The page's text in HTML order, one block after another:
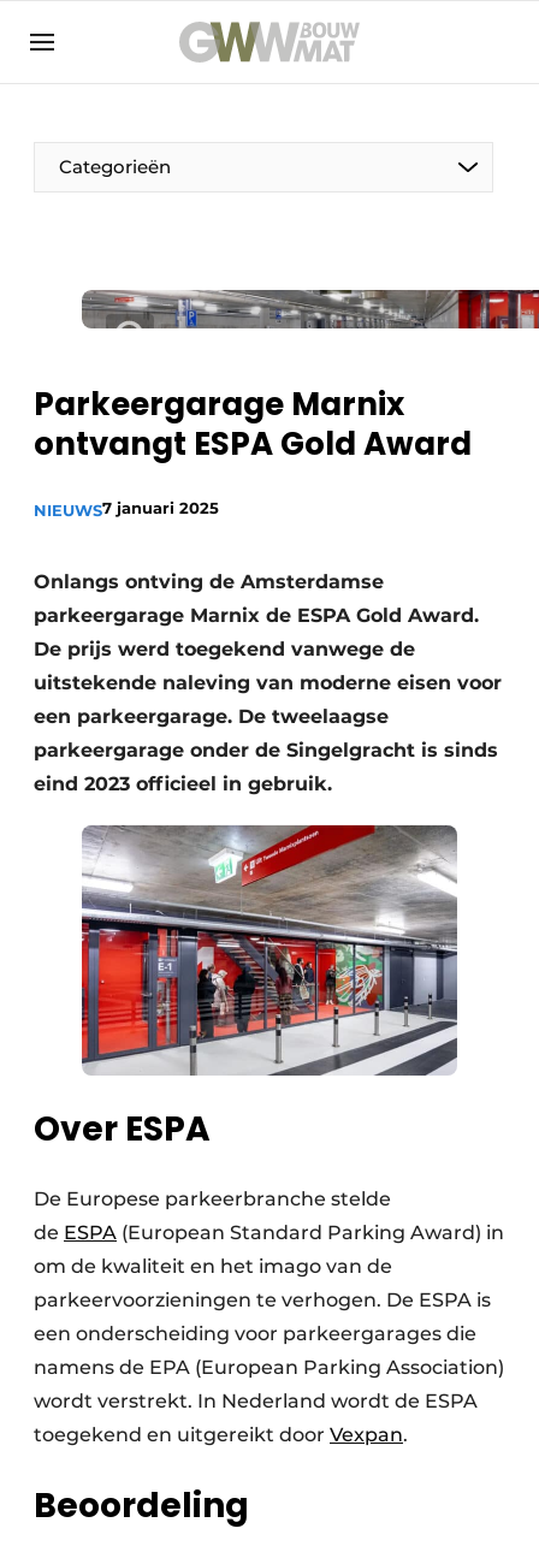
NL EN
Categorieën
De Pen
Duurzaamheid & Innovatie
Fundering
Kopen/Huren/Leasen
Sloop & Recycling
Bouwtransport
Machines & Materieel
Parkeergarage Marnix
ontvangt ESPA Gold Award
NIEUWS7 januari 2025
Onlangs ontving de Amsterdamse
parkeergarage Marnix de ESPA Gold Award.
De prijs werd toegekend vanwege de
uitstekende naleving van moderne eisen voor
een parkeergarage. De tweelaagse
parkeergarage onder de Singelgracht is sinds
eind 2023 officieel in gebruik.
Over ESPA
De Europese parkeerbranche stelde
de ESPA (European Standard Parking Award) in
om de kwaliteit en het imago van de
parkeervoorzieningen te verhogen. De ESPA is
een onderscheiding voor parkeergarages die
namens de EPA (European Parking Association)
wordt verstrekt. In Nederland wordt de ESPA
toegekend en uitgereikt door Vexpan.
Beoordeling